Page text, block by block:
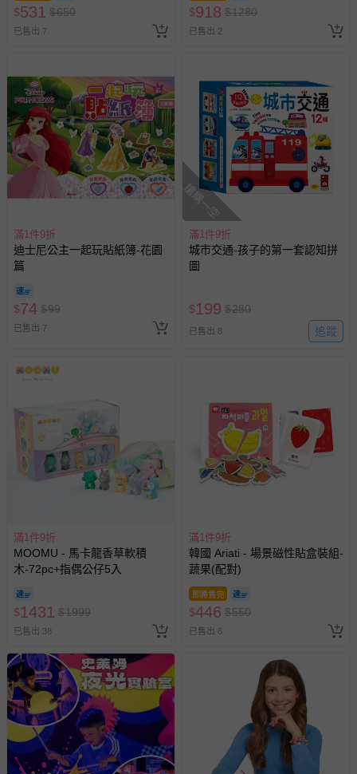
區，可能會無法配送，或須依據商品需加收離島運費。廠商
亦保留出貨與否的權利。離島、偏遠地區、樓層親送等加價
已出貨通知之訊息為主。
如您收到商品，請依正常流程檢查是否完好，若商品遇瑕疵
情形，您可申請更換新品或退貨，請見：退貨的辦理流程
若您對於會員帳號、商品訂購與資訊、購物流程、付款方
式、折價券與購物金的使用、退貨及商品運送方式等有疑
問，你可詳見： 媽咪愛客服中心。
預購商品：預購為海外同步代購，遇缺貨即會通知媽咪並協
助取消退款事宜。
商品如因「價格、組合」等錯誤原因，導致無法安排出貨，
會主動以簡訊及mail通知訂單取消事宜，並將提供適當補
$531 $650
已售出 7
$918 $1280
已售出 2
滿1件9折
迪士尼公主一起玩貼紙簿-花園
篇
$74 $99
已售出 7
搶購一空
滿1件9折
城市交通-孩子的第一套認知拼
圖
$199 $280
已售出 8 追蹤
滿1件9折
MOOMU - 馬卡龍香草軟積
木-72pc+指偶公仔5入
$1431 $1999
已售出 38
滿1件9折
韓國 Ariati - 場景磁性貼盒裝組-
蔬果(配對)
即將售完
$446 $550
已售出 6